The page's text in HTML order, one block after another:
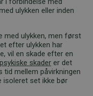
ulykken eller inden
med ulykken, men først
efter ulykken har
vil en skade efter en
psykiske skader er det
mellem påvirkningen
isoleret set ikke bør